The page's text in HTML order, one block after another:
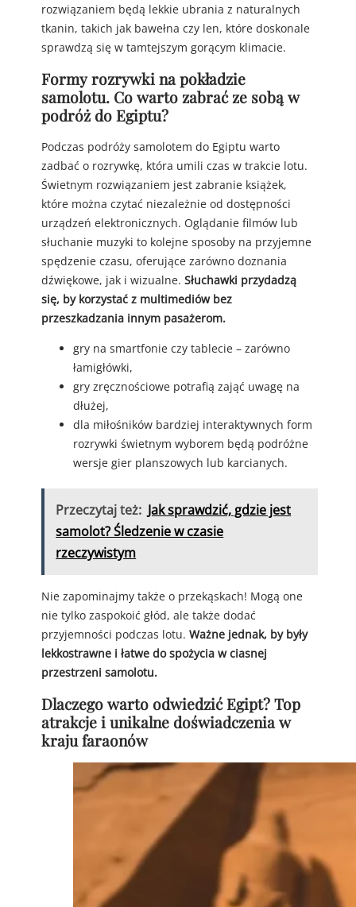
rozwiązaniem będą lekkie ubrania z naturalnych
tkanin, takich jak bawełna czy len, które doskonale
sprawdzą się w tamtejszym gorącym klimacie.
Formy rozrywki na pokładzie
samolotu. Co warto zabrać ze sobą w
podróż do Egiptu?
Podczas podróży samolotem do Egiptu warto
zadbać o rozrywkę, która umili czas w trakcie lotu.
Świetnym rozwiązaniem jest zabranie książek,
które można czytać niezależnie od dostępności
urządzeń elektronicznych. Oglądanie filmów lub
słuchanie muzyki to kolejne sposoby na przyjemne
spędzenie czasu, oferujące zarówno doznania
dźwiękowe, jak i wizualne. Słuchawki przydadzą
się, by korzystać z multimediów bez
przeszkadzania innym pasażerom.
gry na smartfonie czy tablecie – zarówno
łamigłówki,
gry zręcznościowe potrafią zająć uwagę na
dłużej,
dla miłośników bardziej interaktywnych form
rozrywki świetnym wyborem będą podróżne
wersje gier planszowych lub karcianych.
Przeczytaj też: Jak sprawdzić, gdzie jest
samolot? Śledzenie w czasie
rzeczywistym
Nie zapominajmy także o przekąskach! Mogą one
nie tylko zaspokoić głód, ale także dodać
przyjemności podczas lotu. Ważne jednak, by były
lekkostrawne i łatwe do spożycia w ciasnej
przestrzeni samolotu.
Dlaczego warto odwiedzić Egipt? Top
atrakcje i unikalne doświadczenia w
kraju faraonów